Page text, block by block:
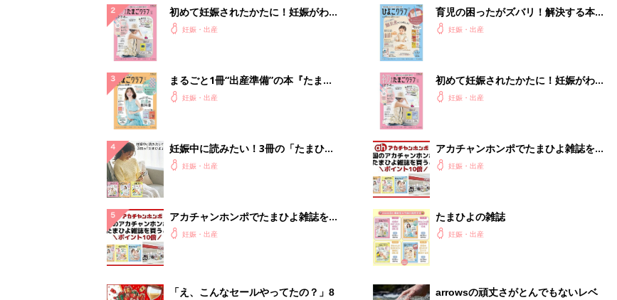
初めて妊娠されたかたに！妊娠がわか
ったら最初に読む本『初めてのたまご
妊娠・出産
まるごと1冊“出産準備”の本『たまご
クラブ 夏号』〈スペシャル大特集〉
妊娠・出産
妊娠中に読みたい！3冊の「たまひ
よ」妊娠・出産
アカチャンホンポでたまひよ雑誌を買
うとポイント10倍【期間限定】
妊娠・出産
「え、こんなセールやってたの？」8
育児の困ったがズバリ！解決する本
『ひよこクラブ 秋号』 4カ月～2才
妊娠・出産
初めて妊娠されたかたに！妊娠がわか
ったら最初に読む本『初めてのたまご
妊娠・出産
アカチャンホンポでたまひよ雑誌を買
うとポイント10倍【期間限定】
妊娠・出産
たまひよの雑誌
妊娠・出産
arrowsの頑丈さがとんでもないレベ